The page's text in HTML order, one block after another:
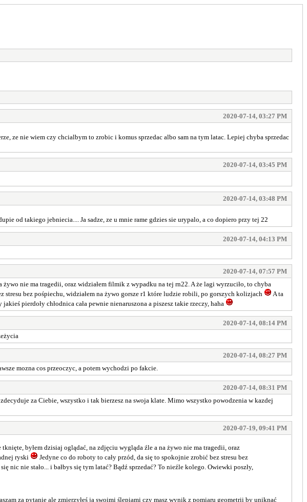
2020-07-14, 03:27 PM
ze nie wiem czy chcialbym to zrobic i komus sprzedac albo sam na tym latac. Lepiej chyba sprzedac
2020-07-14, 03:45 PM
2020-07-14, 03:48 PM
od takiego jebniecia.... Ja sadze, ze u mnie rame gdzies sie urypalo, a co dopiero przy tej 22
2020-07-14, 04:13 PM
2020-07-14, 07:57 PM
nie ma tragedii, oraz widziałem filmik z wypadku na tej rn22. A że lagi wyrzuciło, to chyba
stresu bez pośpiechu, widziałem na żywo gorsze r1 które ludzie robili, po gorszych kolizjach
A ta
pierdoły chłodnica cała pewnie nienaruszona a piszesz takie rzeczy, haha
2020-07-14, 08:14 PM
2020-07-14, 08:27 PM
mozna cos przeoczyc, a potem wychodzi po fakcie.
2020-07-14, 08:31 PM
za Ciebie, wszystko i tak bierzesz na swoja klate. Mimo wszystko powodzenia w kazdej
2020-07-19, 09:41 PM
byłem dzisiaj oglądać, na zdjęciu wygląda źle a na żywo nie ma tragedii, oraz
ryski
Jedyne co do roboty to cały przód, da się to spokojnie zrobić bez stresu bez
nic nie stało... i bałbys się tym latać? Bądź sprzedać? To nieźle kolego. Owiewki poszły,
za pytanie ale zmierzyłeś ją swoimi ślepiami czy masz wynik z pomiaru geometrii by uniknąć